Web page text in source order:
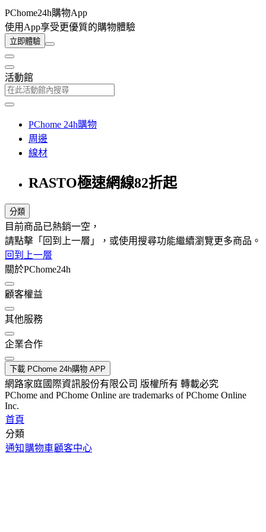
PChome24h購物App
使用App享受更優質的購物體驗
立即體驗
活動館
PChome 24h購物
周邊
線材
RASTO極速網線82折起
分類
目前商品已熱銷一空，
請點擊「回到上一層」，或使用搜尋功能繼續瀏覽更多商品。
回到上一層
關於PChome24h
顧客權益
其他服務
企業合作
下載 PChome 24h購物 APP
網路家庭國際資訊股份有限公司 版權所有 轉載必究
PChome and PChome Online are trademarks of PChome Online
Inc.
首頁
分類
通知 購物車顧客中心